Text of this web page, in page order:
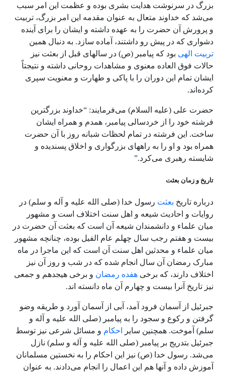
بزرگ در سرنوشت هدایت بشری بوده و عظمت این امر سبب
می‌شد که خداوند متعال به عنوان مقدمه این امر بزرگ، تربیت
و پرورش آن حضرت را به عهده داشته و ایشان را برای آینده
دشواری که در پیش رو داشتند، آماده سازد. به دنبال همین
تربیت الهی بود که پیامبر (ص)در سالهای قبل از بعثت نیز
حالات فوق العاده معنوی و مشاهدات روحانی داشته و نتیجتاً
ایشان تمام این دوران را با پاکی و طهارت و معنویت سپری
کرده‌اند.
حضرت علی (علیه السلام) می‌فرمایند: “خداوند بزرگترین
فرشته خود را از خردسالی پیامبر، همدم و همراه ایشان
ساخت. این فرشته در تمام لحظات شبانه روز با آن حضرت
همراه بود و او را به راههای بزرگواری و اخلاق پسندیده و
شایسته رهبری می‌کرد.”
تاریخ و زمان بعثت
درباره تاریخ بعثت رسول خدا (صلی الله علیه و آله و سلم)در
روایات و احادیث شیعه و اهل سنت اختلاف است و مشهور
میان علماء و دانشمندان شیعه آن است که بعثت آن حضرت در
بیست و هفتم رجب سال چهلم عام الفیل بوده، چنانچه مشهور
میان علماء و محدثین اهل سنت آن است که این ماجرا در ماه
مبارک رمضان آن سال انجام شده که در شب و روز آن نیز
اختلاف دارند، که برخی هفده رمضان و برخی هیجدهم و جمعی
نیز تاریخ آنرا بیست و چهارم آن ماه دانسته اند.
جبرئیل از آسمان فرود آمد، آبی از آسمان آورد و طریقه وضو
گرفتن و رکوع و سجود را به پیامبر (صلی الله علیه و آله و
سلم) آموخت. همچنین سایر
احکام و مسائل شرعی نیز توسط
جبرئیل بتدریج بر پیامبر (صلی الله علیه و آله و سلم) نازل
می‌شد. رسول خدا (ص) نیز این احکام را به نخستین مسلمانان
آموزش داده و آنها هم این اعمال را انجام می‌دادند. به عنوان